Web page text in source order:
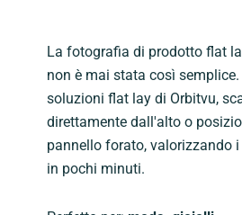
La fotografia di prodotto flat
non è mai stata così
soluzioni flat lay di Orbitvu,
direttamente dall'alto o
pannello forato, valorizzando
in pochi minuti.